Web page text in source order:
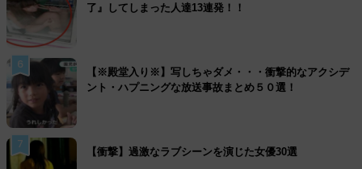
了』してしまった人達13連発！！
6
【※殿堂入り※】写しちゃダメ・・・衝撃的なアクシデ
ント・ハプニングな放送事故まとめ５０選！
7
【衝撃】過激なラブシーンを演じた女優30選